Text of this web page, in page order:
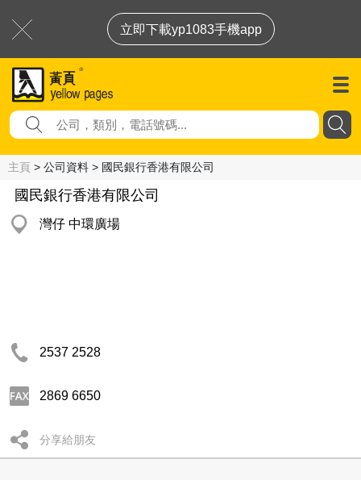
立即下載yp1083手機app
主頁 > 公司資料 > 國民銀行香港有限公司
國民銀行香港有限公司
灣仔 中環廣場
2537 2528
2869 6650
分享給朋友